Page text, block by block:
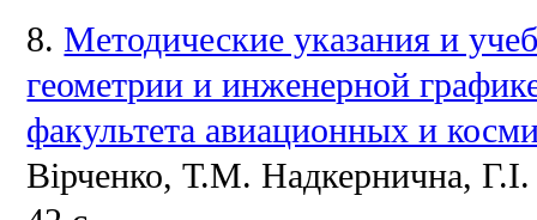
8.Методические указания и
геометрии и инженерной
факультета авиационных и
Вірченко, Т.М.Надкернична,